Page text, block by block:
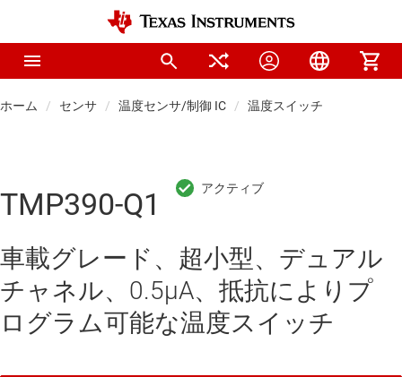
ホーム センサ 温度センサ/制御 IC 温度スイッチ
TMP390-Q1
車載グレード、超小型、デュアル
チャネル、0.5μA、抵抗によりプ
ログラム可能な温度スイッチ